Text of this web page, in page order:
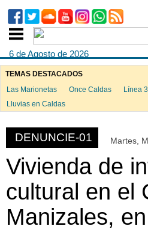
6 de Agosto de 2026
TEMAS DESTACADOS
Las Marionetas
Once Caldas Línea
Lluvias en Caldas
DENUNCIE-01 Martes,
Vivienda de
cultural en el
Manizales,